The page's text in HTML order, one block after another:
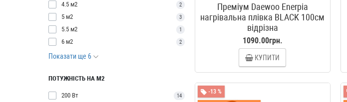
4.5 м2 2
5 м2 3
5.5 м2 1
6 м2 2
Показати ще 6
ПОТУЖНІСТЬ НА М2
200 Вт 14
Преміум Daewoo Enerpia
нагрівальна плівка BLACK 100см
відрізна
1090.00грн.
КУПИТИ
-13 %